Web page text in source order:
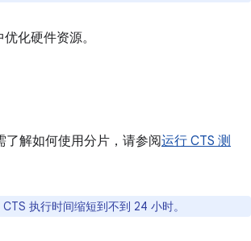
化硬件资源。
解如何使用分片，请参阅运行 CTS 测
执行时间缩短到不到 24 小时。